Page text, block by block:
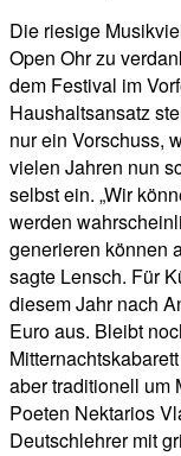
Die riesige
Open Ohr zu
dem Festival im
Haushaltsansatz
nur ein Vorschuss,
vielen Jahren nun
selbst ein. „Wir
werden
generieren können
sagte Lensch. Für
diesem Jahr nach
Euro aus. Bleibt
aber traditionell um
Poeten Nektarios
Deutschlehrer mit